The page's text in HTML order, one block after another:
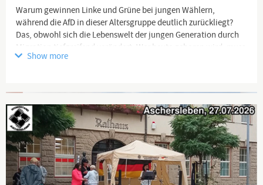
Warum gewinnen Linke und Grüne bei jungen Wählern,
während die AfD in dieser Altersgruppe deutlich zurückliegt?
Das, obwohl sich die Lebenswelt der jungen Generation durch
Migration tiefgreifend verändert. Wer heute geboren wird, muss
mit ca. 50 Prozent Migranten aufwachsen.
Entwicklungen sowie den Einfluss von Jugendkultur und
sozialen Themen. Wir erläutern, was Partei und
Vorfeldstrukturen leisten können, und zeigen, welche Strategien
linke Netzwerke erfolgreich machen – und was das rechte Lager
daraus lernen kann.
Eine selbstkritische Bestandsaufnahme – und die Suche nach
Show more